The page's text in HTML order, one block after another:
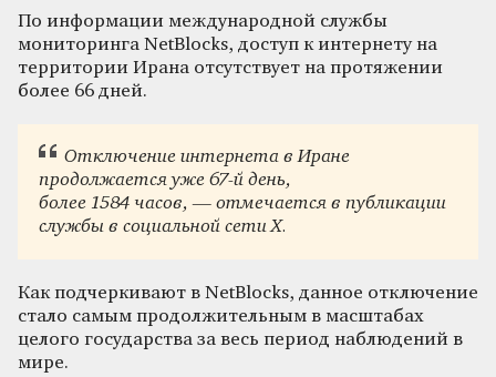
По информации международной службы
мониторинга NetBlocks, доступ к интернету на
территории Ирана отсутствует на протяжении
более 66 дней.
Отключение интернета в Иране
продолжается уже 67-й день,
более 1584 часов, — отмечается в публикации
службы в социальной сети X.
Как подчеркивают в NetBlocks, данное отключение
стало самым продолжительным в масштабах
целого государства за весь период наблюдений в
мире.